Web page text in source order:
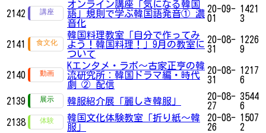
2142
オンライン講座「気になる韓国
語」規則で学ぶ韓国語発音① 濃
音化
20-09-
01
1421
3
2141
韓国料理教室「自分で作ってみ
よう！韓国料理！」9月の教室に
ついて
20-08-
31
1226
9
2140
Kエンタメ・ラボ～古家正亨の韓
流研究所：韓国ドラマ編・時代
劇 ② 配信
20-08-
31
1217
6
2139 韓服紹介展「麗しき韓服」
20-08-
27
3544
6
2138
韓国文化体験教室「折り紙〜韓
服」
20-08-
26
1507
2